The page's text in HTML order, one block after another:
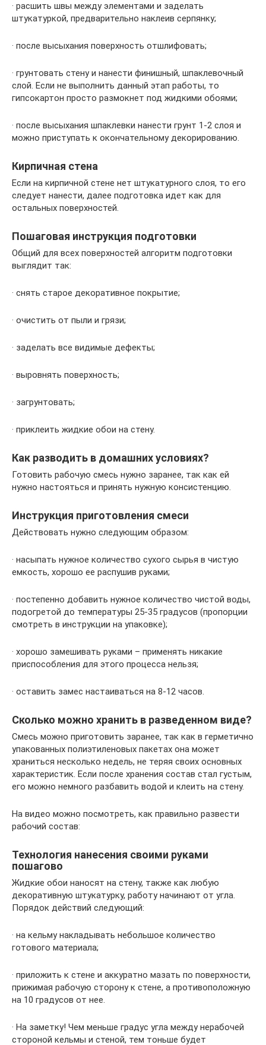
· расшить швы между элементами и заделать
штукатуркой, предварительно наклеив серпянку;
· после высыхания поверхность отшлифовать;
· грунтовать стену и нанести финишный, шпаклевочный
слой. Если не выполнить данный этап работы, то
гипсокартон просто размокнет под жидкими обоями;
· после высыхания шпаклевки нанести грунт 1-2 слоя и
можно приступать к окончательному декорированию.
Кирпичная стена
Если на кирпичной стене нет штукатурного слоя, то его
следует нанести, далее подготовка идет как для
остальных поверхностей.
Пошаговая инструкция подготовки
Общий для всех поверхностей алгоритм подготовки
выглядит так:
· снять старое декоративное покрытие;
· очистить от пыли и грязи;
· заделать все видимые дефекты;
· выровнять поверхность;
· загрунтовать;
· приклеить жидкие обои на стену.
Как разводить в домашних условиях?
Готовить рабочую смесь нужно заранее, так как ей
нужно настояться и принять нужную консистенцию.
Инструкция приготовления смеси
Действовать нужно следующим образом:
· насыпать нужное количество сухого сырья в чистую
емкость, хорошо ее распушив руками;
· постепенно добавить нужное количество чистой воды,
подогретой до температуры 25-35 градусов (пропорции
смотреть в инструкции на упаковке);
· хорошо замешивать руками – применять никакие
приспособления для этого процесса нельзя;
· оставить замес настаиваться на 8-12 часов.
Сколько можно хранить в разведенном виде?
Смесь можно приготовить заранее, так как в герметично
упакованных полиэтиленовых пакетах она может
храниться несколько недель, не теряя своих основных
характеристик. Если после хранения состав стал густым,
его можно немного разбавить водой и клеить на стену.
На видео можно посмотреть, как правильно развести
рабочий состав:
Технология нанесения своими руками
пошагово
Жидкие обои наносят на стену, также как любую
декоративную штукатурку, работу начинают от угла.
Порядок действий следующий:
· на кельму накладывать небольшое количество
готового материала;
· приложить к стене и аккуратно мазать по поверхности,
прижимая рабочую сторону к стене, а противоположную
на 10 градусов от нее.
· На заметку! Чем меньше градус угла между нерабочей
стороной кельмы и стеной, тем тоньше будет